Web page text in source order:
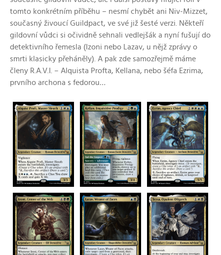
tomto konkrétním příběhu – nesmí chybět ani Niv-Mizzet,
současný živoucí Guildpact, ve své již šesté verzi. Někteří
gildovní vůdci si očividně sehnali vedlejšák a nyní fušují do
detektivního řemesla (Izoni nebo Lazav, u nějž zprávy o
smrti klasicky přeháněly). A pak zde samozřejmě máme
členy R.A.V.I. – Alquista Profta, Kellana, nebo šéfa Ezrima,
prvního archona s fedorou…